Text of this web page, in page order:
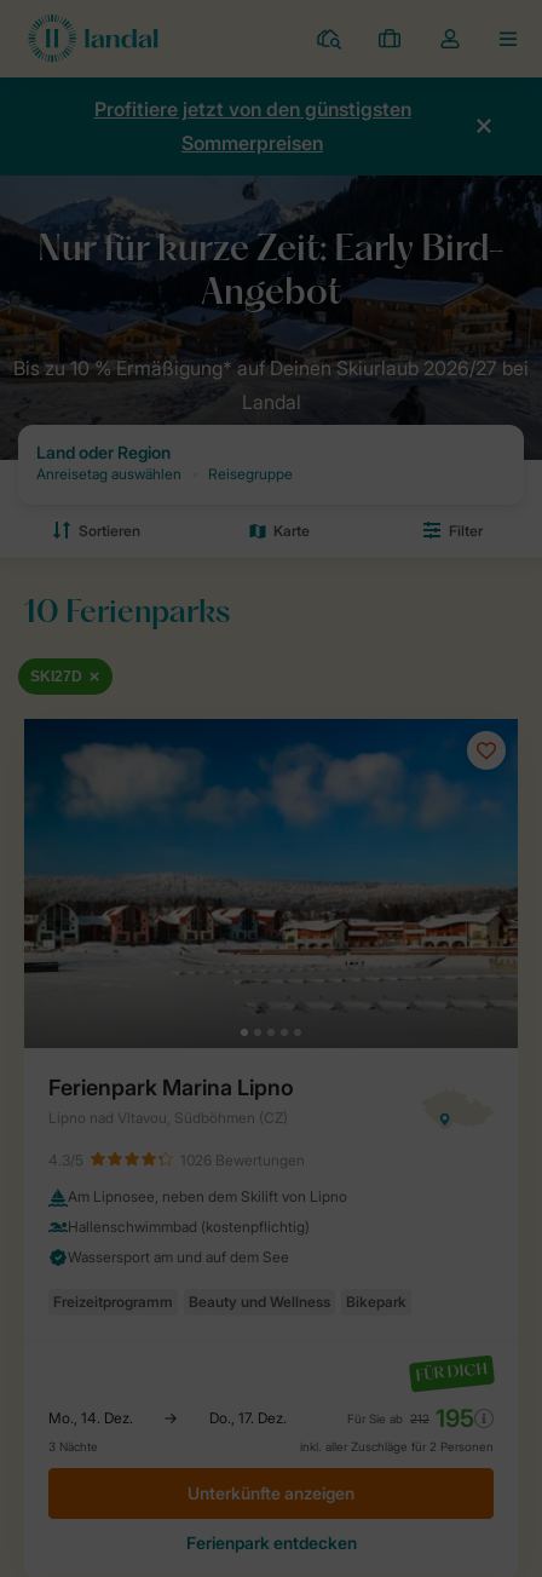
Ferienparks
Meine
Buchungen
Dropdown-
Menü
Kontos
Profitiere jetzt von den günstigsten
Sommerpreisen
Kampagnen Early Bird-Angebot bei Landal
Bis zu 10 % Ermäßigung* auf Deinen Skiurlaub 2026/27 bei
Landal